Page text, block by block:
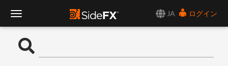
JA
ログイン
o